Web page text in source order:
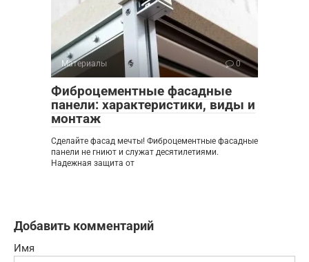
Материалы 0
Фиброцементные фасадные
панели: характеристики, виды и
монтаж
Сделайте фасад мечты! Фиброцементные фасадные
панели не гниют и служат десятилетиями.
Надежная защита от
Добавить комментарий
Имя